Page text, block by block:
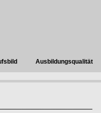
Ausbildungsqualität